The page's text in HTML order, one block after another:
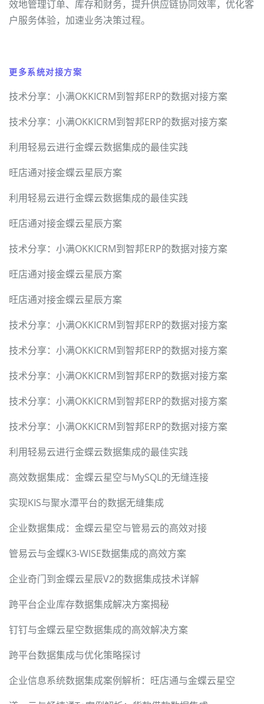
效地管理订单、库存和财务，提升供应链协同效率，优化客
户服务体验，加速业务决策过程。
更多系统对接方案
技术分享：小满OKKICRM到智邦ERP的数据对接方案
技术分享：小满OKKICRM到智邦ERP的数据对接方案
利用轻易云进行金蝶云数据集成的最佳实践
旺店通对接金蝶云星辰方案
利用轻易云进行金蝶云数据集成的最佳实践
旺店通对接金蝶云星辰方案
技术分享：小满OKKICRM到智邦ERP的数据对接方案
旺店通对接金蝶云星辰方案
旺店通对接金蝶云星辰方案
技术分享：小满OKKICRM到智邦ERP的数据对接方案
技术分享：小满OKKICRM到智邦ERP的数据对接方案
技术分享：小满OKKICRM到智邦ERP的数据对接方案
技术分享：小满OKKICRM到智邦ERP的数据对接方案
技术分享：小满OKKICRM到智邦ERP的数据对接方案
利用轻易云进行金蝶云数据集成的最佳实践
高效数据集成：金蝶云星空与MySQL的无缝连接
实现KIS与聚水潭平台的数据无缝集成
企业数据集成：金蝶云星空与管易云的高效对接
管易云与金蝶K3-WISE数据集成的高效方案
企业奇门到金蝶云星辰V2的数据集成技术详解
跨平台企业库存数据集成解决方案揭秘
钉钉与金蝶云星空数据集成的高效解决方案
跨平台数据集成与优化策略探讨
企业信息系统数据集成案例解析：旺店通与金蝶云星空